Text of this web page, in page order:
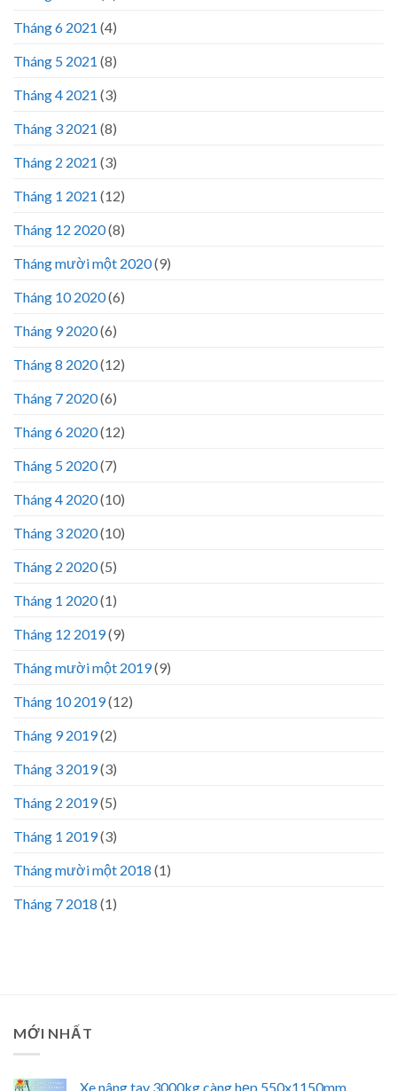
Tháng 6 2021 (4)
Tháng 5 2021 (8)
Tháng 4 2021 (3)
Tháng 3 2021 (8)
Tháng 2 2021 (3)
Tháng 1 2021 (12)
Tháng 12 2020(8)
Tháng mười một 2020(9)
Tháng 10 2020(6)
Tháng 9 2020(6)
Tháng 8 2020(12)
Tháng 7 2020(6)
Tháng 6 2020(12)
Tháng 5 2020(7)
Tháng 4 2020(10)
Tháng 3 2020(10)
Tháng 2 2020(5)
Tháng 1 2020(1)
Tháng 12 2019(9)
Tháng mười một 2019(9)
Tháng 10 2019(12)
Tháng 9 2019(2)
Tháng 3 2019(3)
Tháng 2 2019(5)
Tháng 1 2019(3)
Tháng mười một 2018 (1)
Tháng 7 2018 (1)
MỚI NHẤT
Xe nâng tay 3000kg càng hẹp 550x1150mm